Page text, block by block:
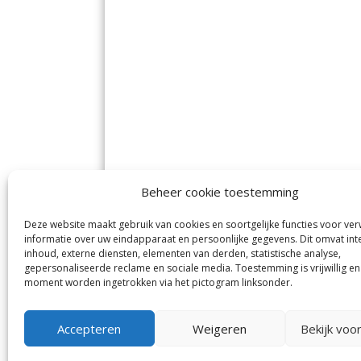
Beheer cookie toestemming
Deze website maakt gebruik van cookies en soortgelijke functies voor
informatie over uw eindapparaat en persoonlijke gegevens. Dit omvat
inhoud, externe diensten, elementen van derden, statistische analyse,
gepersonaliseerde reclame en sociale media. Toestemming is vrijwillig
moment worden ingetrokken via het pictogram linksonder.
Accepteren Weigeren Bekijk
De Nieuwe Meerbode
Visserstraat 10
1431 GJ Aalsmeer
0297-341900
info@meerbode.nl
en
De